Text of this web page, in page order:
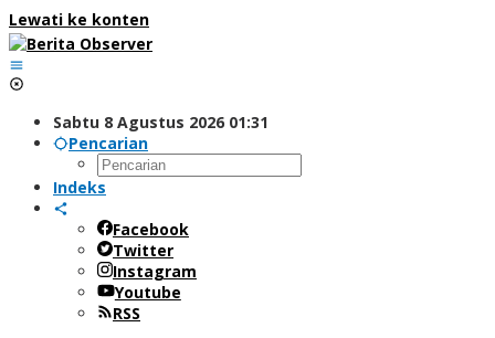
Lewati ke konten
Sabtu 8 Agustus 2026 01:31
Pencarian
Indeks
Facebook
Twitter
Instagram
Youtube
RSS